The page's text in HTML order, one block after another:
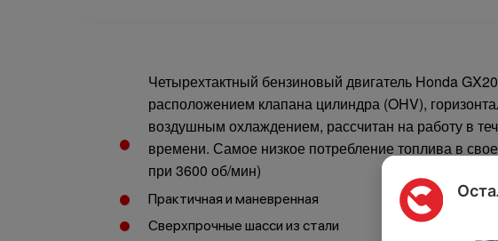
Четырехтактный бензиновый двигатель Honda
расположением клапана цилиндра (OHV),
воздушным охлаждением, рассчитан на работу в
времени. Самое низкое потребление топлива в
при 3600 об/мин)
Практичная и маневренная
Сверхпрочные шасси из стали